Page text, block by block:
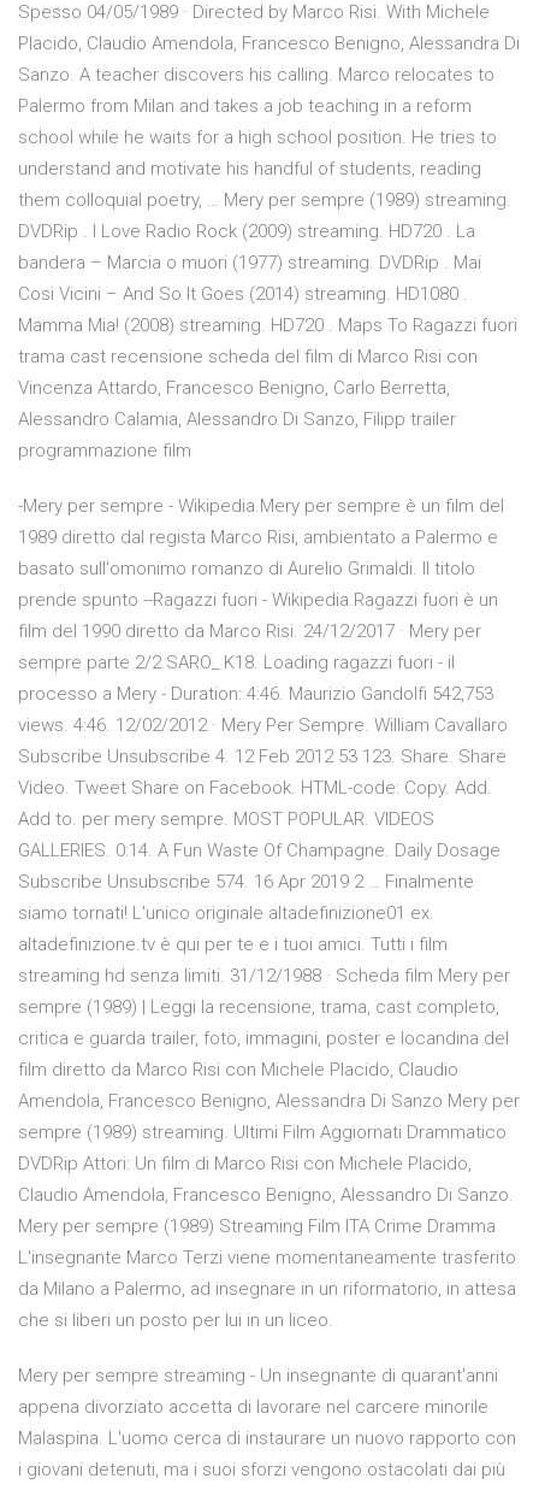
Spesso 04/05/1989 · Directed by Marco Risi. With Michele
Placido, Claudio Amendola, Francesco Benigno, Alessandra Di
Sanzo. A teacher discovers his calling. Marco relocates to
Palermo from Milan and takes a job teaching in a reform
school while he waits for a high school position. He tries to
understand and motivate his handful of students, reading
them colloquial poetry, … Mery per sempre (1989) streaming.
DVDRip . I Love Radio Rock (2009) streaming. HD720 . La
bandera – Marcia o muori (1977) streaming. DVDRip . Mai
Cosi Vicini – And So It Goes (2014) streaming. HD1080 .
Mamma Mia! (2008) streaming. HD720 . Maps To Ragazzi fuori
trama cast recensione scheda del film di Marco Risi con
Vincenza Attardo, Francesco Benigno, Carlo Berretta,
Alessandro Calamia, Alessandro Di Sanzo, Filipp trailer
programmazione film
-Mery per sempre - Wikipedia.Mery per sempre è un film del
1989 diretto dal regista Marco Risi, ambientato a Palermo e
basato sull'omonimo romanzo di Aurelio Grimaldi. Il titolo
prende spunto --Ragazzi fuori - Wikipedia.Ragazzi fuori è un
film del 1990 diretto da Marco Risi. 24/12/2017 · Mery per
sempre parte 2/2 SARO_ K18. Loading ragazzi fuori - il
processo a Mery - Duration: 4:46. Maurizio Gandolfi 542,753
views. 4:46. 12/02/2012 · Mery Per Sempre. William Cavallaro
Subscribe Unsubscribe 4. 12 Feb 2012 53 123. Share. Share
Video. Tweet Share on Facebook. HTML-code: Copy. Add.
Add to. per mery sempre. MOST POPULAR. VIDEOS
GALLERIES. 0:14. A Fun Waste Of Champagne. Daily Dosage
Subscribe Unsubscribe 574. 16 Apr 2019 2 … Finalmente
siamo tornati! L'unico originale altadefinizione01 ex.
altadefinizione.tv è qui per te e i tuoi amici. Tutti i film
streaming hd senza limiti. 31/12/1988 · Scheda film Mery per
sempre (1989) | Leggi la recensione, trama, cast completo,
critica e guarda trailer, foto, immagini, poster e locandina del
film diretto da Marco Risi con Michele Placido, Claudio
Amendola, Francesco Benigno, Alessandra Di Sanzo Mery per
sempre (1989) streaming. Ultimi Film Aggiornati Drammatico
DVDRip Attori: Un film di Marco Risi con Michele Placido,
Claudio Amendola, Francesco Benigno, Alessandro Di Sanzo.
Mery per sempre (1989) Streaming Film ITA Crime Dramma
L'insegnante Marco Terzi viene momentaneamente trasferito
da Milano a Palermo, ad insegnare in un riformatorio, in attesa
che si liberi un posto per lui in un liceo.
Mery per sempre streaming - Un insegnante di quarant'anni
appena divorziato accetta di lavorare nel carcere minorile
Malaspina. L'uomo cerca di instaurare un nuovo rapporto con
i giovani detenuti, ma i suoi sforzi vengono ostacolati dai più